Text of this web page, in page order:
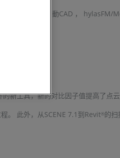
用於自動CAD ， hylasFM/
新工具，新的对比因子值提高了点云
。 此外，从SCENE 7.1到Revit®的